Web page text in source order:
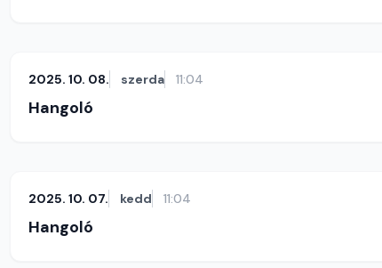
2025. 10. 08. szerda 11:04
Hangoló
2025. 10. 07. kedd 11:04
Hangoló